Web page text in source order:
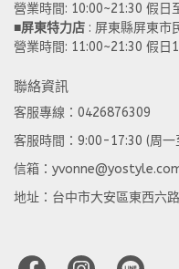
營業時間: 10:00~21:30 假日
■屏東特力店 : 屏東縣屏東
營業時間: 11:00~21:30 假日
聯絡資訊
客服專線：0426876309
客服時間：9:00-17:30 (周一
信箱：
地址：台中市大安區東西六